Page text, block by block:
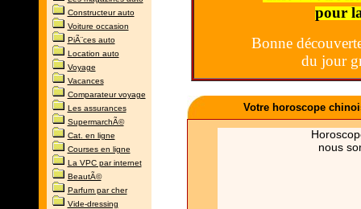
Constructeur auto
Voiture occasion
PiÃ¨ces auto
Location auto
Voyage
Vacances
Comparateur voyage
Les assurances
SupermarchÃ©
Cat. en ligne
Courses en ligne
La VPC par internet
BeautÃ©
Parfum par cher
Vide-dressing
pour
Bonne
du jour
Votre horoscope
nous